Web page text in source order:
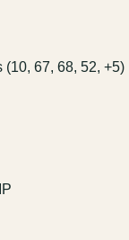
(10, 67, 68, 52, +5)